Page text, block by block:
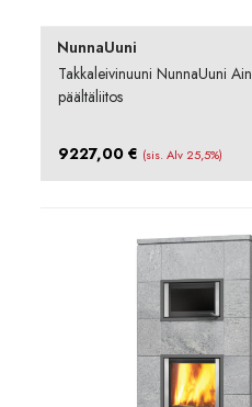
NunnaUuni
Takkaleivinuuni NunnaUuni
päältäliitos
9227,00 € (sis. Alv 25,5%)